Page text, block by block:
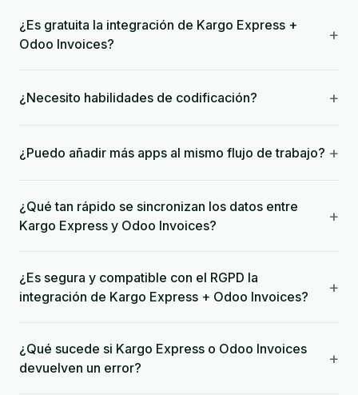
¿Es gratuita la integración de Kargo Express +
Odoo Invoices?
+
¿Necesito habilidades de codificación? +
¿Puedo añadir más apps al mismo flujo de trabajo? +
¿Qué tan rápido se sincronizan los datos entre
Kargo Express y Odoo Invoices?
+
¿Es segura y compatible con el RGPD la
integración de Kargo Express + Odoo Invoices?
+
¿Qué sucede si Kargo Express o Odoo Invoices
devuelven un error?
+